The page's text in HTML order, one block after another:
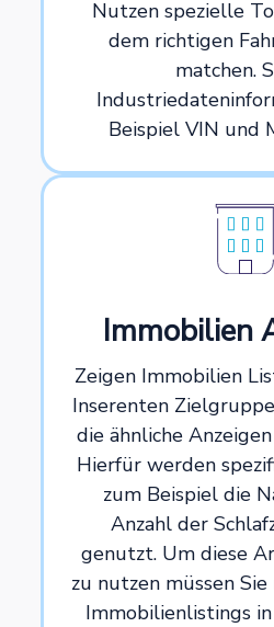
Nutzen spezielle
dem richtigen
matchen.
Beispiel VIN und
Immobilien
Zeigen Immobilien
Inserenten
die ähnliche
Hierfür werden
zum Beispiel die
Anzahl der
genutzt. Um diese
zu nutzen müssen
Immobilienlistings